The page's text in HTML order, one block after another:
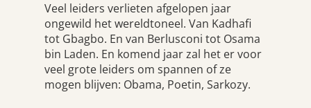
Veel leiders verlieten afgelopen jaar
ongewild het wereldtoneel. Van Kadhafi
tot Gbagbo. En van Berlusconi tot Osama
bin Laden. En komend jaar zal het er voor
veel grote leiders om spannen of ze
mogen blijven: Obama, Poetin, Sarkozy.